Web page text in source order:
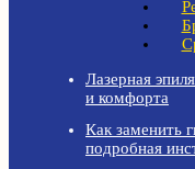
Лазерная
и комфорта
Как заменить
подробная